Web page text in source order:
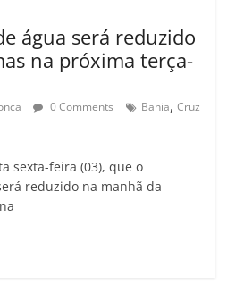
água será reduzido
na próxima terça-
0 Comments Bahia,Cruz
sexta-feira (03), que o
reduzido na manhã da